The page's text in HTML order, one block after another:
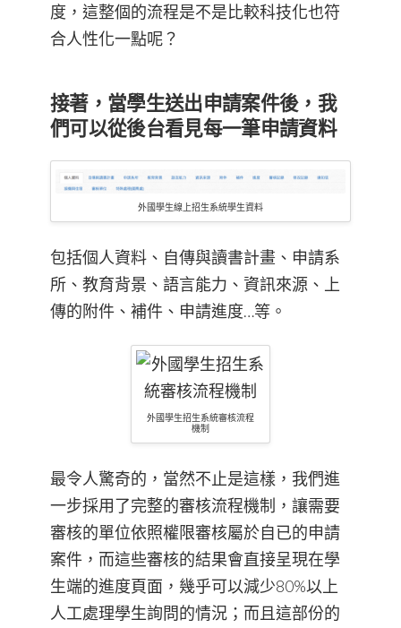
度，這整個的流程是不是比較科技化也符
合人性化一點呢？
接著，當學生送出申請案件後，我
們可以從後台看見每一筆申請資料
外國學生線上招生系統學生資料
包括個人資料、自傳與讀書計畫、申請系
所、教育背景、語言能力、資訊來源、上
傳的附件、補件、申請進度…等。
外國學生招生系統審核流程
機制
最令人驚奇的，當然不止是這樣，我們進
一步採用了完整的審核流程機制，讓需要
審核的單位依照權限審核屬於自已的申請
案件，而這些審核的結果會直接呈現在學
生端的進度頁面，幾乎可以減少80%以上
人工處理學生詢問的情況；而且這部份的